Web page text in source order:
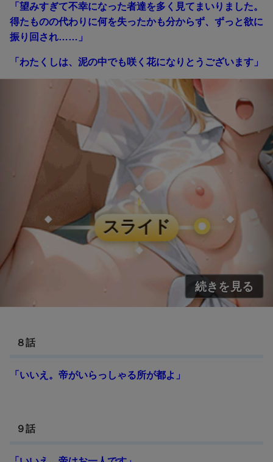
「望みすぎて不幸になった者達を多く見てまいりました。
得たものの代わりに何を失ったかも分からず、ずっと欲に
振り回され……」
「わたくしは、泥の中でも咲く花になりとうございます」
８話
「いいえ。帝がいらっしゃる所が都よ」
９話